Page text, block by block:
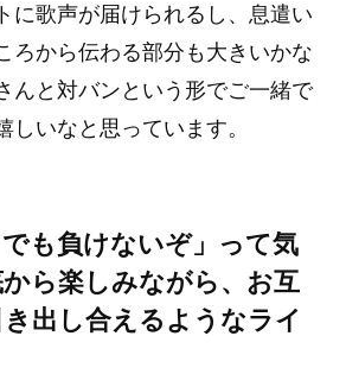
に歌声が届けられるし、息遣い
ろから伝わる部分も大きいかな
んと対バンという形でご一緒で
しいなと思っています。
でも負けないぞ」って気
ら楽しみながら、お互
出し合えるようなライ